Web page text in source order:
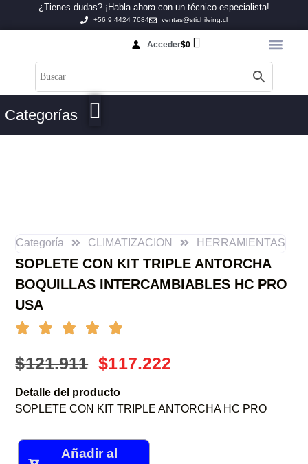
¿Tienes dudas? ¡Habla ahora con un técnico especialista!
+56 9 4424 7684 ventas@stichileing.cl
Acceder$0
Categorías
Categoría CLIMATIZACION HERRAMIENTAS
SOPLETE CON KIT TRIPLE ANTORCHA
BOQUILLAS INTERCAMBIABLES HC PRO
USA
$121.911 $117.222
Detalle del producto
SOPLETE CON KIT TRIPLE ANTORCHA HC PRO
Añadir al